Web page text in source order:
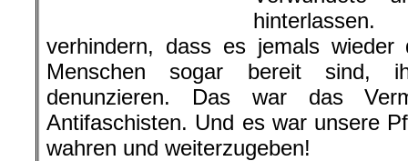
verhindern, dass es jemals
Menschen sogar bereit sind,
denunzieren. Das war das
Antifaschisten. Und es war unsere
wahren und weiterzugeben!